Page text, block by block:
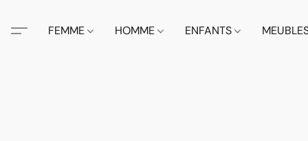
FEMME HOMME ENFANTS